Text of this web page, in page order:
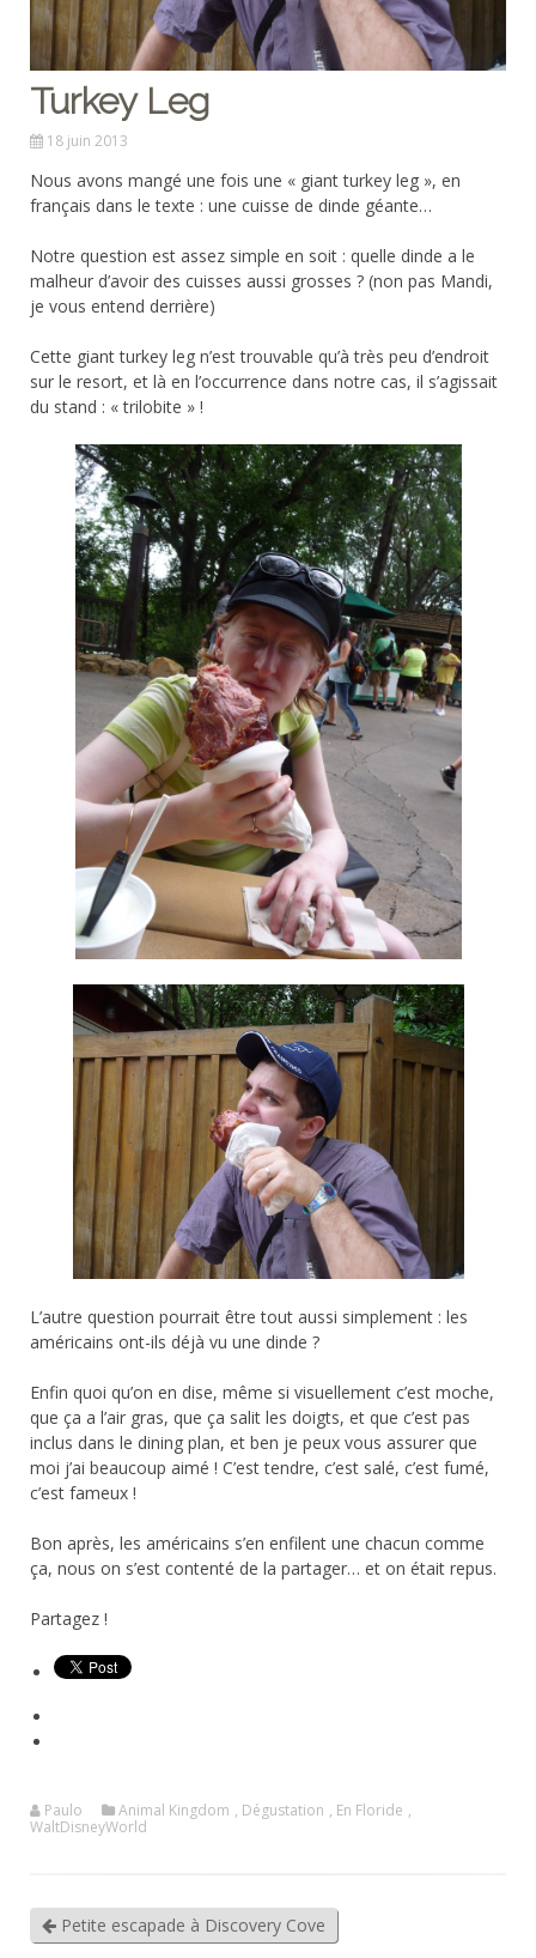
Turkey Leg
18 juin 2013
Nous avons mangé une fois une « giant turkey leg », en
français dans le texte : une cuisse de dinde géante…
Notre question est assez simple en soit : quelle dinde a le
malheur d’avoir des cuisses aussi grosses ? (non pas Mandi,
je vous entend derrière)
Cette giant turkey leg n’est trouvable qu’à très peu d’endroit
sur le resort, et là en l’occurrence dans notre cas, il s’agissait
du stand : « trilobite » !
L’autre question pourrait être tout aussi simplement : les
américains ont-ils déjà vu une dinde ?
Enfin quoi qu’on en dise, même si visuellement c’est moche,
que ça a l’air gras, que ça salit les doigts, et que c’est pas
inclus dans le dining plan, et ben je peux vous assurer que
moi j’ai beaucoup aimé ! C’est tendre, c’est salé, c’est fumé,
c’est fameux !
Bon après, les américains s’en enfilent une chacun comme
ça, nous on s’est contenté de la partager… et on était repus.
Partagez !
Paulo Animal Kingdom , Dégustation , En Floride ,
WaltDisneyWorld
Petite escapade à Discovery Cove